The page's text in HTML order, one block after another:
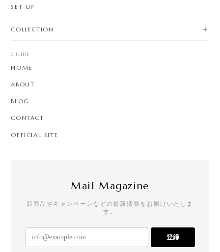
SET UP
COLLECTION
GUIDE
HOME
ABOUT
BLOG
CONTACT
OFFICIAL SITE
Mail Magazine
新商品やキャンペーンなどの最新情報をお届けいたしま
す。
登録